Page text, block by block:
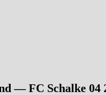
— FC Schalke 04